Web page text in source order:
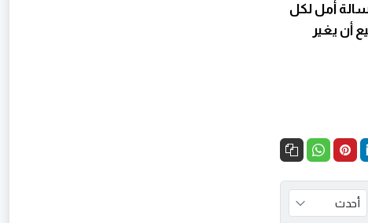
أمل لكل
أن يغير